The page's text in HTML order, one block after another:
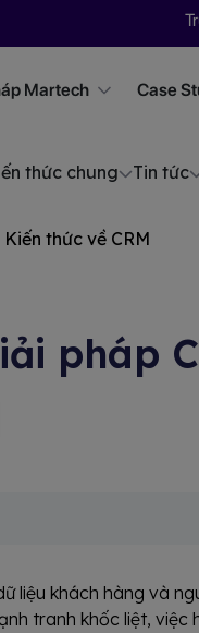
Martech Case
thức chung Tin tức
Kiến thức về CRM
pháp
liệu khách hàng và
tranh khốc liệt, việc